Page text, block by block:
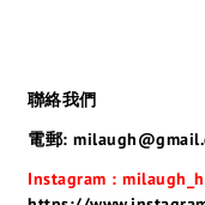
聯絡我們
電郵:
Instagram :